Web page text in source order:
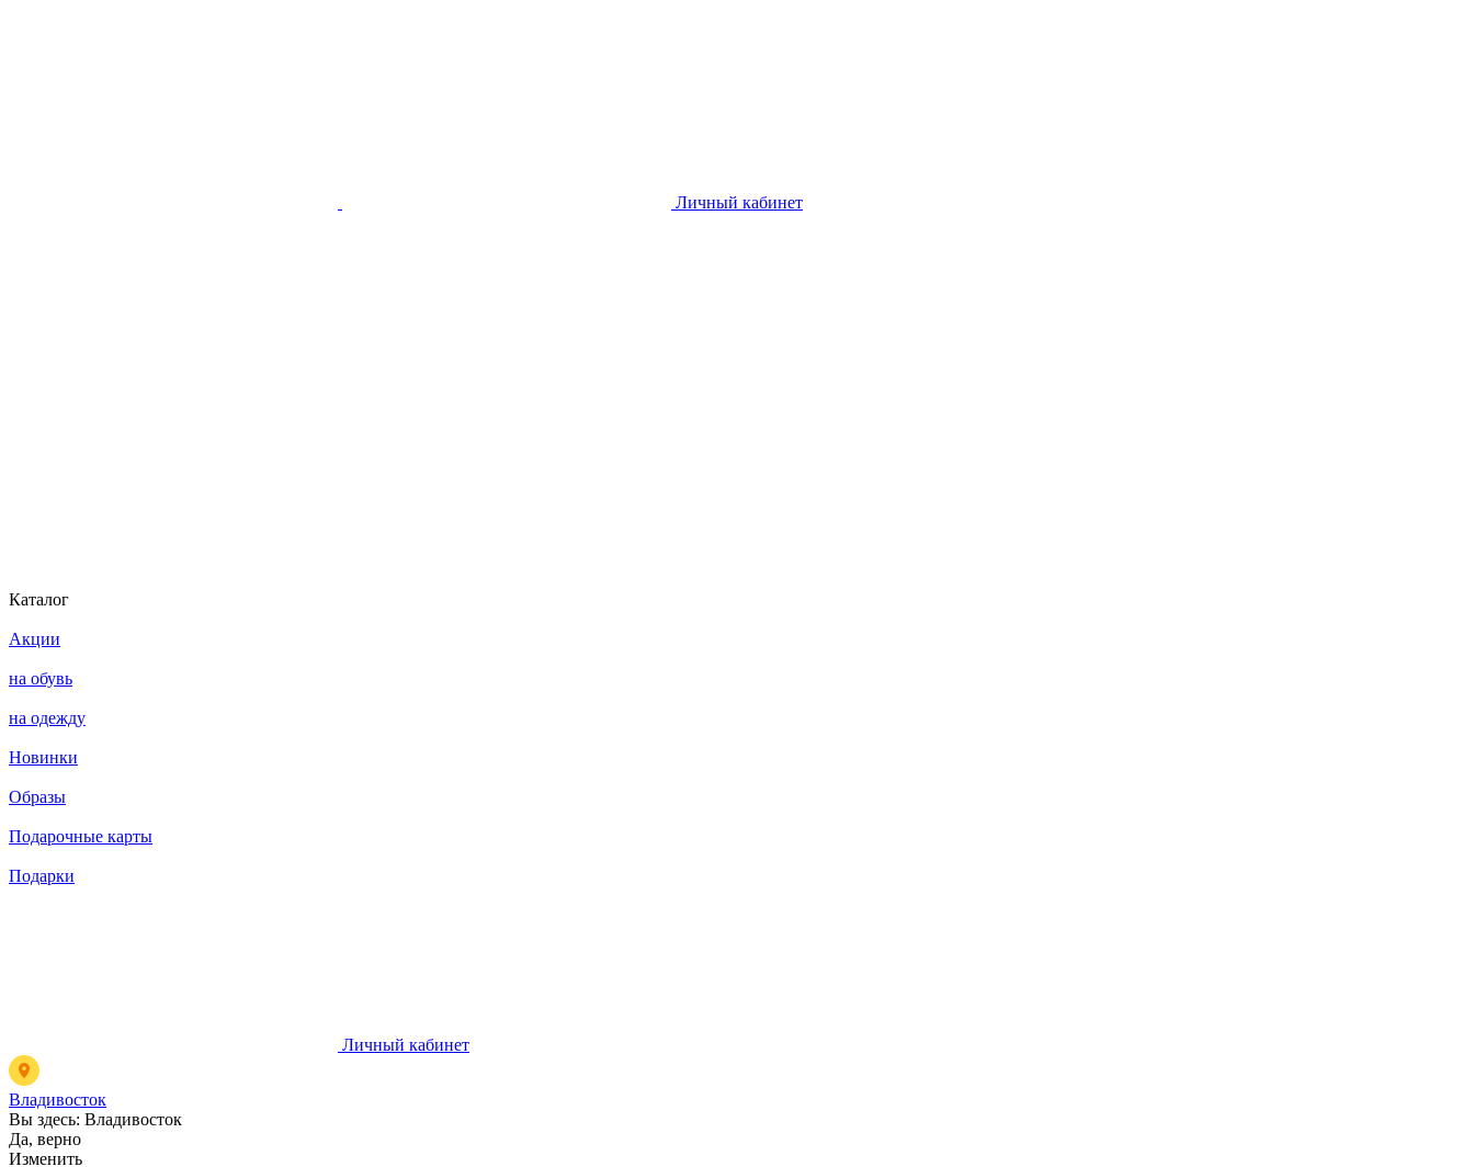
Личный кабинет
Каталог
Акции
на обувь
на одежду
Новинки
Образы
Подарочные карты
Подарки
Личный кабинет
Владивосток
Вы здесь: Владивосток
Да, верно
Изменить